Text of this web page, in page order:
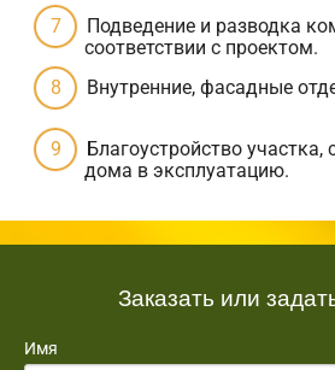
Подведение и разводка
соответствии с проектом.
Внутренние, фасадные
Благоустройство участка,
дома в эксплуатацию.
Заказать или
Имя